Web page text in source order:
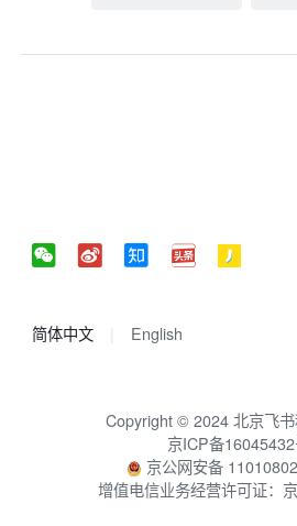
简体中文 English
Copyright © 2024 北京飞
京ICP备
京公网安备
增值电信业务经营许可证：